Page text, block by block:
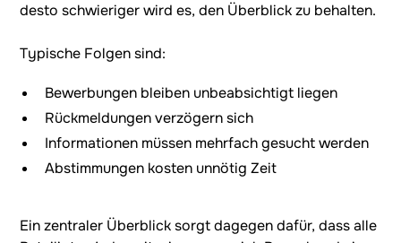
desto schwieriger wird es, den Überblick zu behalten.
Typische Folgen sind:
Bewerbungen bleiben unbeabsichtigt liegen
Rückmeldungen verzögern sich
Informationen müssen mehrfach gesucht werden
Abstimmungen kosten unnötig Zeit
Ein zentraler Überblick sorgt dagegen dafür, dass alle